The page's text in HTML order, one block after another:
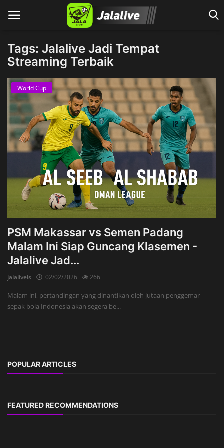
Tags: Jalalive Jadi Tempat
Streaming Terbaik
World Cup
PSM Makassar vs Semen Padang
Malam Ini Siap Guncang Klasemen -
Jalalive Jad...
jalalivels 02/02/2026 266
Malam ini, pertandingan yang dinantikan oleh jutaan penggemar
sepak bola Indonesia akan segera be...
POPULAR ARTICLES
FEATURED RECOMMENDATIONS